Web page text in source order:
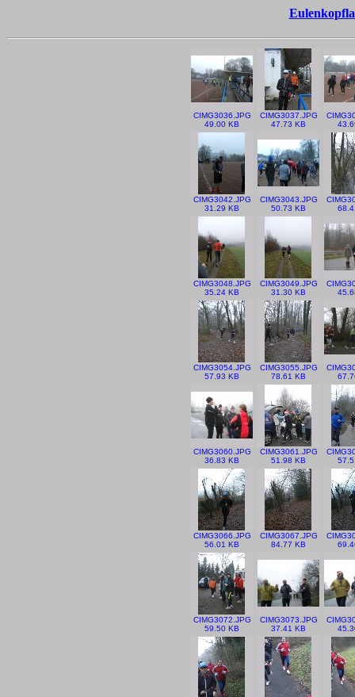
CIMG3036.JPG
49.00 KB
CIMG3037.JPG
47.73 KB
CIMG3042.JPG
31.29 KB
CIMG3043.JPG
50.73 KB
CIMG3048.JPG
35.24 KB
CIMG3049.JPG
31.30 KB
CIMG3054.JPG
57.93 KB
CIMG3055.JPG
78.61 KB
CIMG3060.JPG
36.83 KB
CIMG3061.JPG
51.98 KB
CIMG3066.JPG
56.01 KB
CIMG3067.JPG
84.77 KB
CIMG3072.JPG
59.50 KB
CIMG3073.JPG
37.41 KB